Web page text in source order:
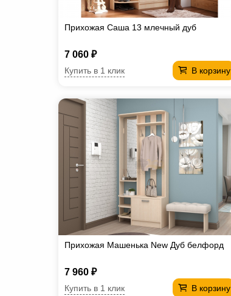
Прихожая Саша 13 млечный дуб
7 060 ₽
В корзину
Купить в 1 клик
Прихожая Машенька New Дуб белфорд
7 960 ₽
В корзину
Купить в 1 клик